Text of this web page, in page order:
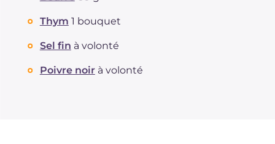
Thym 1 bouquet
Sel fin à volonté
Poivre noir à volonté